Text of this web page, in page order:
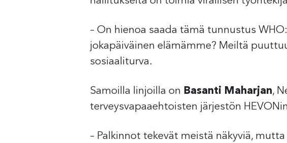
– On hienoa saada tämä tunnustus
jokapäiväinen elämämme? Meiltä
sosiaaliturva.
Samoilla linjoilla on Basanti Maharjan,
terveysvapaaehtoisten järjestön
– Palkinnot tekevät meistä näkyviä,